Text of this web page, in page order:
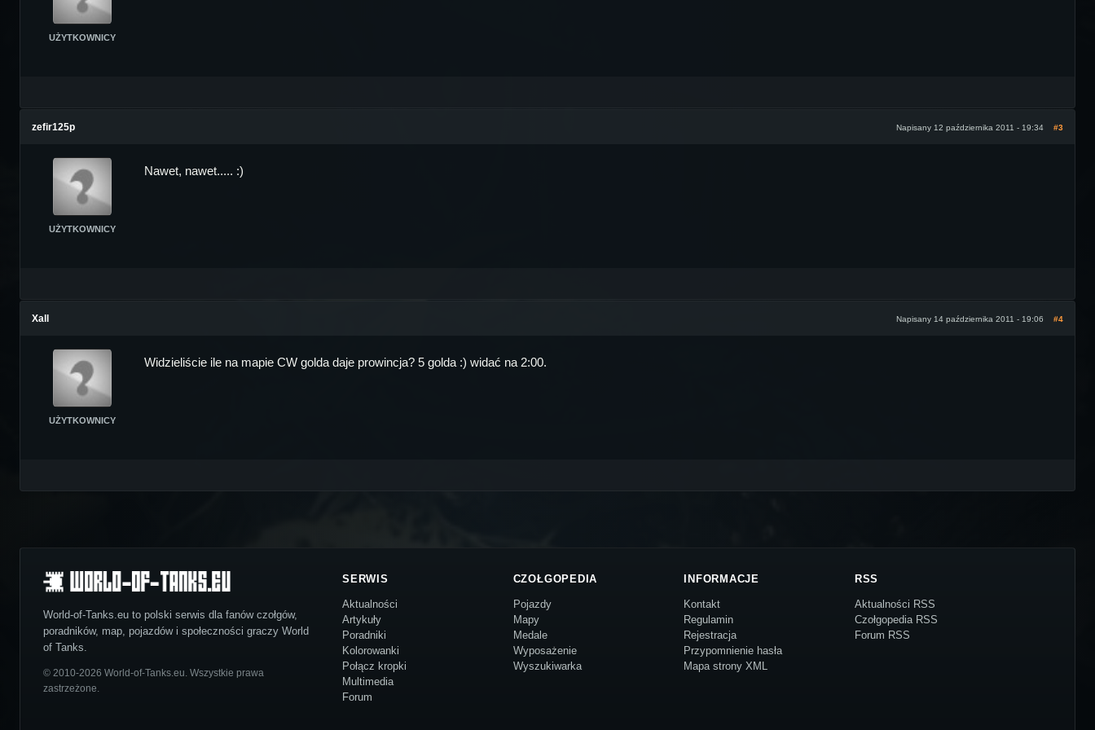
UŻYTKOWNICY
zefir125p Napisany 12 października 2011 - 19:34 #3
UŻYTKOWNICY
Nawet, nawet..... :)
Xall Napisany 14 października 2011 - 19:06 #4
UŻYTKOWNICY
Widzieliście ile na mapie CW golda daje prowincja? 5 golda :) widać na 2:00.
World-of-Tanks.eu to polski serwis dla fanów czołgów,
poradników, map, pojazdów i społeczności graczy World
of Tanks.
© 2010-2026 World-of-Tanks.eu. Wszystkie prawa
zastrzeżone.
SERWIS
Aktualności
Artykuły
Poradniki
Kolorowanki
Połącz kropki
Multimedia
Forum
CZOŁGOPEDIA
Pojazdy
Mapy
Medale
Wyposażenie
Wyszukiwarka
INFORMACJE
Kontakt
Regulamin
Rejestracja
Przypomnienie hasła
Mapa strony XML
RSS
Aktualności RSS
Czołgopedia RSS
Forum RSS